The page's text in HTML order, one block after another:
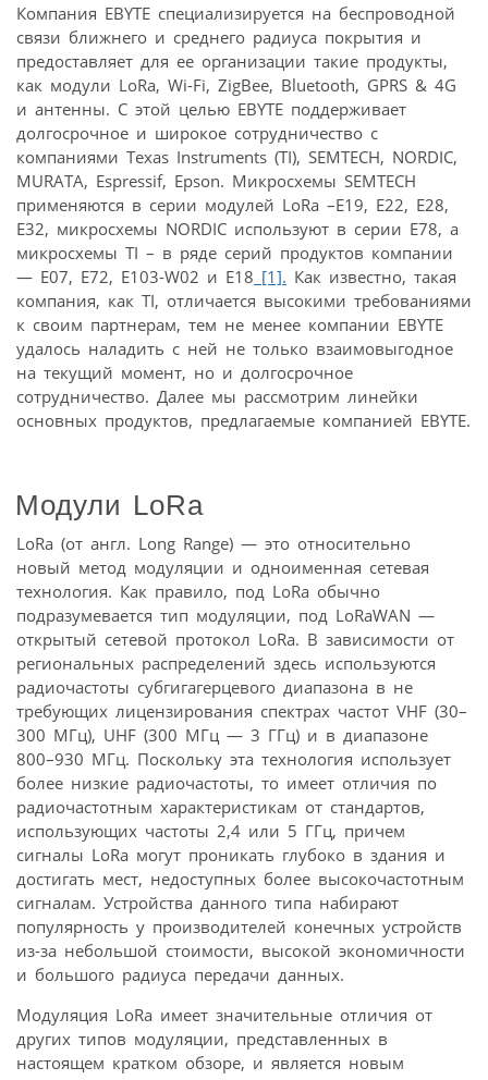
Компания EBYTE специализируется на беспроводной
связи ближнего и среднего радиуса покрытия и
предоставляет для ее организации такие продукты,
как модули LoRa, Wi-Fi, ZigBee, Bluetooth, GPRS & 4G
и антенны. С этой целью EBYTE поддерживает
долгосрочное и широкое сотрудничество с
компаниями Texas Instruments (TI), SEMTECH, NORDIC,
MURATA, Espressif, Epson. Микросхемы SEMTECH
применяются в серии модулей LoRa –E19, E22, E28,
E32, микросхемы NORDIC используют в серии E78, а
микросхемы TI – в ряде серий продуктов компании
— E07, E72, E103-W02 и E18 [1]. Как известно, такая
компания, как TI, отличается высокими требованиями
к своим партнерам, тем не менее компании EBYTE
удалось наладить с ней не только взаимовыгодное
на текущий момент, но и долгосрочное
сотрудничество. Далее мы рассмотрим линейки
основных продуктов, предлагаемые компанией EBYTE.
Модули LoRa
LoRa (от англ. Long Range) — это относительно
новый метод модуляции и одноименная сетевая
технология. Как правило, под LoRa обычно
подразумевается тип модуляции, под LoRaWAN —
открытый сетевой протокол LoRa. В зависимости от
региональных распределений здесь используются
радиочастоты субгигагерцевого диапазона в не
требующих лицензирования спектрах частот VHF (30–
300 МГц), UHF (300 МГц — 3 ГГц) и в диапазоне
800–930 МГц. Поскольку эта технология использует
более низкие радиочастоты, то имеет отличия по
радиочастотным характеристикам от стандартов,
использующих частоты 2,4 или 5 ГГц, причем
сигналы LoRa могут проникать глубоко в здания и
достигать мест, недоступных более высокочастотным
сигналам. Устройства данного типа набирают
популярность у производителей конечных устройств
из-за небольшой стоимости, высокой экономичности
и большого радиуса передачи данных.
Модуляция LoRa имеет значительные отличия от
других типов модуляции, представленных в
настоящем кратком обзоре, и является новым